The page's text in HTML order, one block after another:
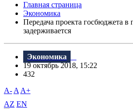
Главная страница
Экономика
Передача проекта госбюджета в
задерживается
Экономика
19 октябрь 2018, 15:22
432
A- A A+
AZ EN